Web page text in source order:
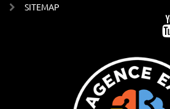
SITEMAP